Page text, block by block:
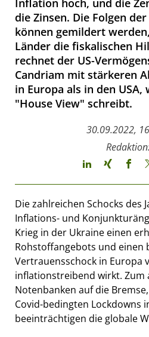
Inflation hoch, und die
die Zinsen. Die Folgen
können gemildert
Länder die fiskalischen
rechnet der US-
Candriam mit stärkeren
in Europa als in den
"House View" schreibt.
30.09.2022,
Die zahlreichen Schocks des
Inflations- und
Krieg in der Ukraine einen
Rohstoffangebots und einen
Vertrauensschock in Europa
inflationstreibend wirkt.
Notenbanken auf die
Covid-bedingten Lockdowns
beeinträchtigen die globale